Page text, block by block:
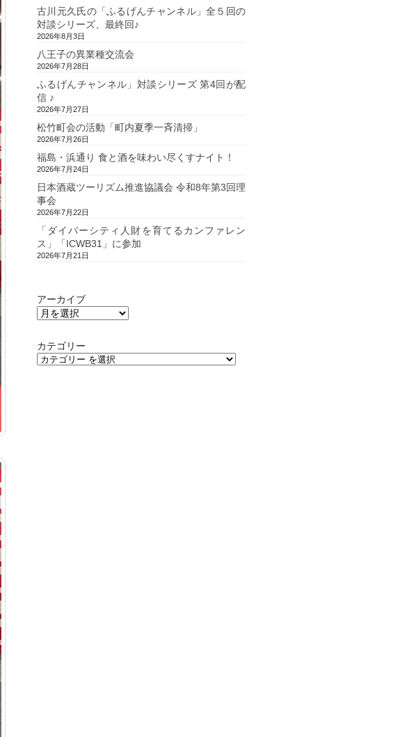
古川元久氏の「ふるげんチャンネル」全５回の
対談シリーズ、最終回♪
2026年8月3日
八王子の異業種交流会
2026年7月28日
ふるげんチャンネル」対談シリーズ 第4回が配
信 ♪
2026年7月27日
松竹町会の活動「町内夏季一斉清掃」
2026年7月26日
福島・浜通り 食と酒を味わい尽くすナイト！
2026年7月24日
日本酒蔵ツーリズム推進協議会 令和8年第3回理
事会
2026年7月22日
「ダイバーシティ人財を育てるカンファレン
ス」「ICWB31」に参加
2026年7月21日
アーカイブ
カテゴリー